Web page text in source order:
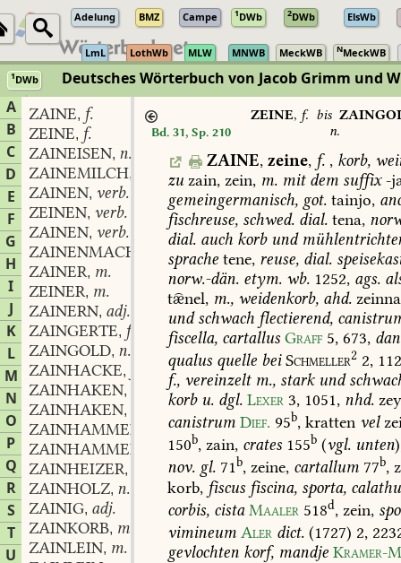
Adelung BMZ Campe 1DWb 2DWb ElsWb
LmL LothWb MLW MNWB MeckWB NMeckWB
1DWb Deutsches Wörterbuch von Jacob Grimm und
A
B
C
D
E
F
G
H
I
J
K
L
M
N
O
P
Q
R
S
T
U
ZAINE, f.
ZEINE, f.
ZAINEISEN, n.
ZAINEMILCH,
ZAINEN, verb.
ZEINEN, verb.
ZAINEN, verb.
ZAINENMACHER
m.
ZAINER, m.
ZEINER, m.
ZAINERN, adj.
ZAINGERTE, f.
ZAINGOLD, n.
ZAINHACKE,
ZAINHAKEN,
ZAINHAKEN,
ZAINHAMMER
ZAINHAMMERWERK
ZAINHEIZER,
ZAINHOLZ, n.
ZAINIG, adj.
ZAINKORB, m.
ZAINLEIN, m.
Bd. 31, Sp. 210
ZEINE, f. bis
n.
ZAINE, zeine, f. , korb,
zu zain, zein, m. mitdem suffix-
gemeingermanisch, got. tainjo,
fischreuse, schwed. dial. tena,
dial. auch korbund
sprache tene, reuse, dial.
norw.-dän. etym. wb. 1252, ags.
tnel, m., weidenkorb, ahd.
undschwach flectierend,
fiscella, cartallus Graff 5, 673,
qualus quelle bei Schmeller2 2,
f., vereinzeltm., starkund
korbu. dgl. Lexer 3, 1051, nhd.
canistrum Dief. 95b, kratten vel
150b, zain, crates 155b (vgl. unten
nov. gl. 71b, zeine, cartallum 77b,
korb, fiscus fiscina, sporta,
corbis, cista Maaler 518d, zein,
vimineum Aler dict. (1727) 2,
gevlochten korf, mandje Kramer-